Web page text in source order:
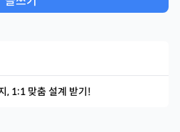
, 1:1 맞춤 설계 받기!